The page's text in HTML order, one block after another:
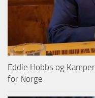
Eddie Hobbs og
for Norge